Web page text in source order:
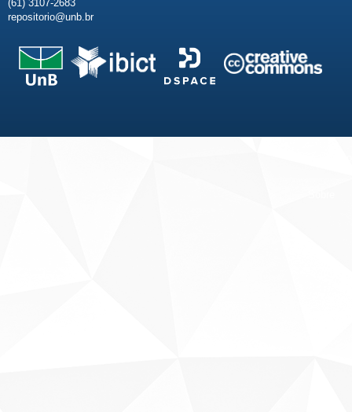
(61) 3107-2683
repositorio@unb.br